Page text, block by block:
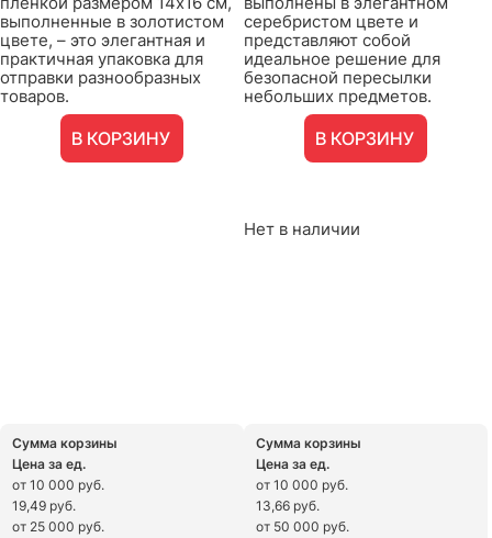
выполненные в золотистом
цвете, – это элегантная и
практичная упаковка для
отправки разнообразных
товаров.
В КОРЗИНУ
серебристом цвете и
представляют собой
идеальное решение для
безопасной пересылки
небольших предметов.
В КОРЗИНУ
Сумма корзины
Цена за ед.
от 10 000 руб.
19,49 руб.
от 25 000 руб.
Нет в наличии
Сумма корзины
Цена за ед.
от 10 000 руб.
13,66 руб.
от 50 000 руб.